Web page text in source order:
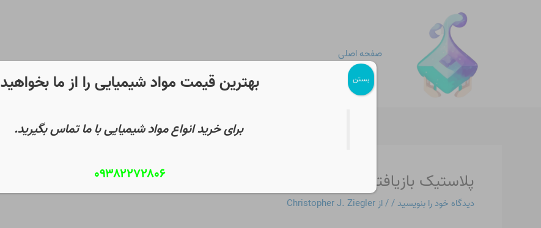
صفحه اصلی
پلاستیک بازیافتی پس از مصرف (PCR Plastic)
دیدگاه‌ خود را بنویسید // ازChristopher J. Ziegler
نوشته
بهترین قیمت مواد شیمیایی را از ما بخواهید
برای خرید انواع مواد شیمیایی با ما تماس بگیرید.
۰۹۳۸۲۲۷۲۸۰۶
بستن